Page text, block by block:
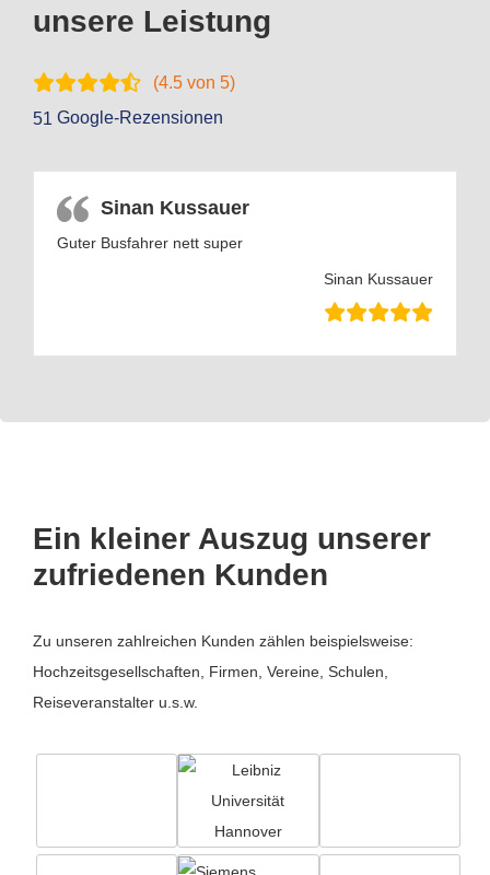
unsere Leistung
(4.5 von 5)
51 Google-Rezensionen
Sinan Kussauer
Guter Busfahrer nett super
Sinan Kussauer
Ein kleiner Auszug unserer
zufriedenen Kunden
Zu unseren zahlreichen Kunden zählen beispielsweise:
Hochzeitsgesellschaften, Firmen, Vereine, Schulen,
Reiseveranstalter u.s.w.